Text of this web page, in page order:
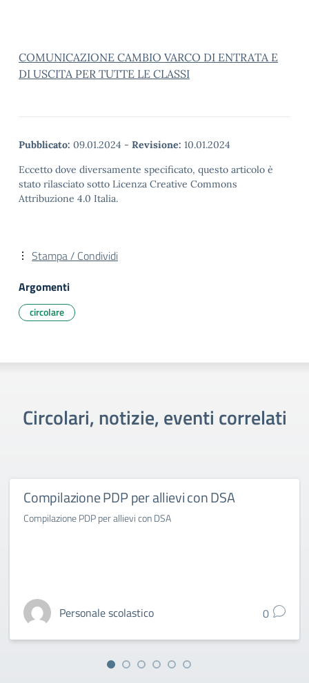
COMUNICAZIONE CAMBIO VARCO DI ENTRATA E
DI USCITA PER TUTTE LE CLASSI
Pubblicato: 09.01.2024 - Revisione: 10.01.2024
Eccetto dove diversamente specificato, questo articolo è
stato rilasciato sotto Licenza Creative Commons
Attribuzione 4.0 Italia.
Stampa / Condividi
Argomenti
circolare
Circolari, notizie, eventi correlati
Compilazione PDP per allievi con DSA
Compilazione PDP per allievi con DSA
Personale scolastico 0